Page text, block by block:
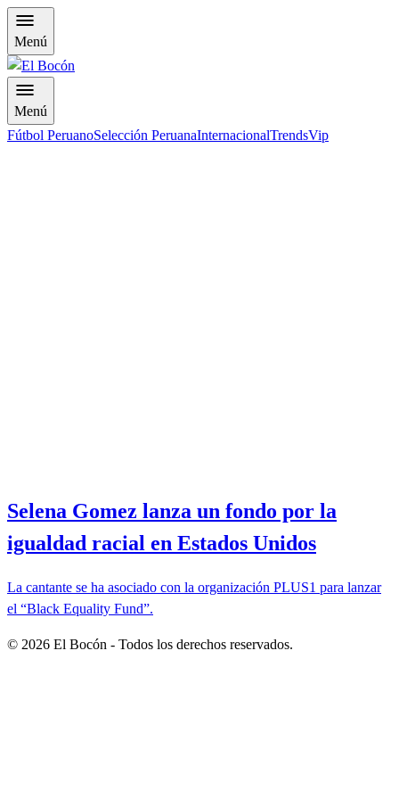
Menú
Menú
Fútbol PeruanoSelección PeruanaInternacionalTrendsVip
Selena Gomez lanza un fondo por la
igualdad racial en Estados Unidos
La cantante se ha asociado con la organización PLUS1 para lanzar
el “Black Equality Fund”.
© 2026 El Bocón - Todos los derechos reservados.